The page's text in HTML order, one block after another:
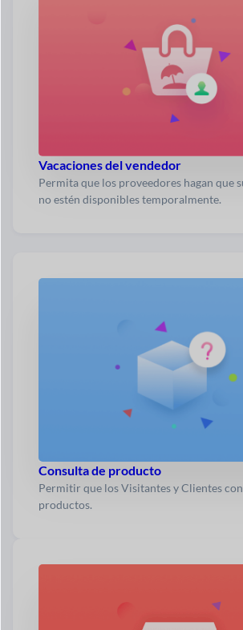
Vacaciones del vendedor
Permita que los proveedores hagan que
no estén disponibles temporalmente.
Consulta de producto
Permitir que los Visitantes y Clientes
productos.